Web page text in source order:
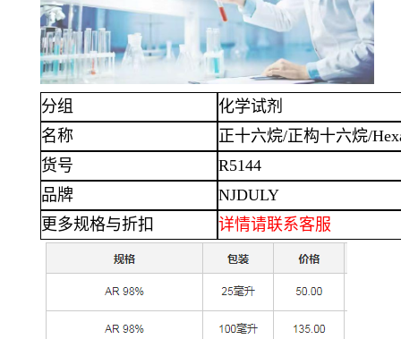
分组
化学试剂
名称
正十六烷/正构十六烷/
货号
R5144
品牌
NJDULY
更多规格与折扣
详情请联系客服